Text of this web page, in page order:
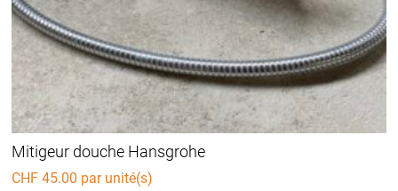
Mitigeur douche Hansgrohe
CHF 45.00 par unité(s)